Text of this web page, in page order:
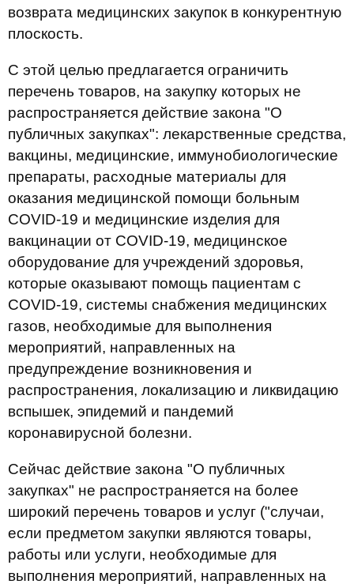
возврата медицинских закупок в конкурентную
плоскость.
С этой целью предлагается ограничить
перечень товаров, на закупку которых не
распространяется действие закона "О
публичных закупках": лекарственные средства,
вакцины, медицинские, иммунобиологические
препараты, расходные материалы для
оказания медицинской помощи больным
COVID-19 и медицинские изделия для
вакцинации от COVID-19, медицинское
оборудование для учреждений здоровья,
которые оказывают помощь пациентам с
COVID-19, системы снабжения медицинских
газов, необходимые для выполнения
мероприятий, направленных на
предупреждение возникновения и
распространения, локализацию и ликвидацию
вспышек, эпидемий и пандемий
коронавирусной болезни.
Сейчас действие закона "О публичных
закупках" не распространяется на более
широкий перечень товаров и услуг ("случаи,
если предметом закупки являются товары,
работы или услуги, необходимые для
выполнения мероприятий, направленных на